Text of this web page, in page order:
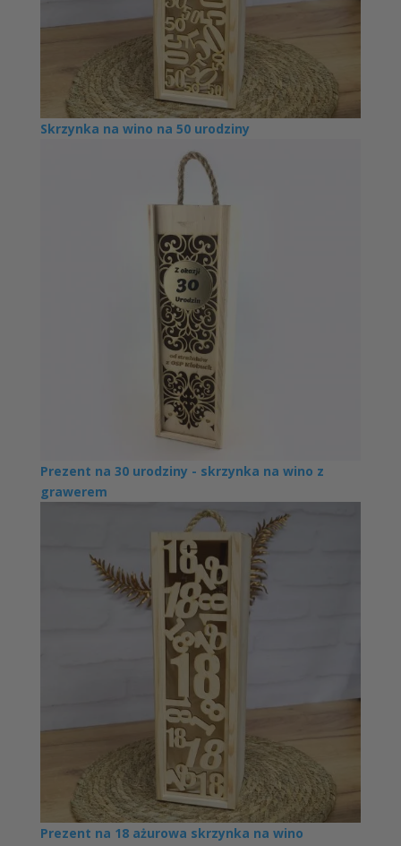
Skrzynka na wino na 50 urodziny
Prezent na 30 urodziny - skrzynka na wino z
grawerem
Prezent na 18 ażurowa skrzynka na wino